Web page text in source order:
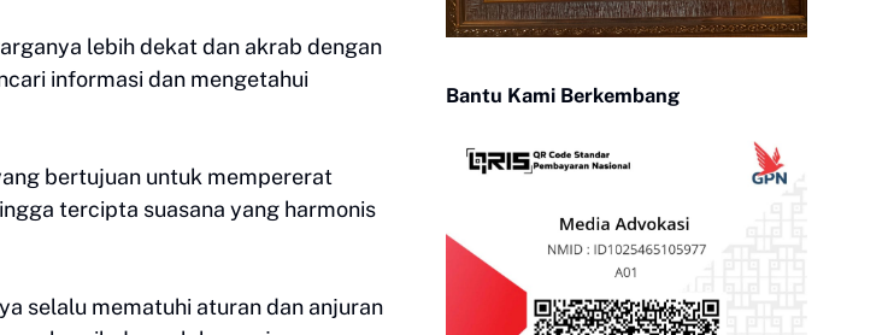
lebih dekat dan akrab dengan
informasi dan mengetahui
bertujuan untuk mempererat
tercipta suasana yang harmonis
selalu mematuhi aturan dan anjuran
Bantu Kami Berkembang